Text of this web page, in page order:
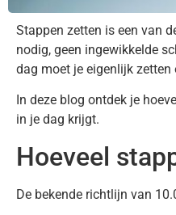
Stappen zetten is een van
nodig, geen ingewikkelde
dag moet je eigenlijk zetten
In deze blog ontdek je
in je dag krijgt.
Hoeveel
De bekende richtlijn van